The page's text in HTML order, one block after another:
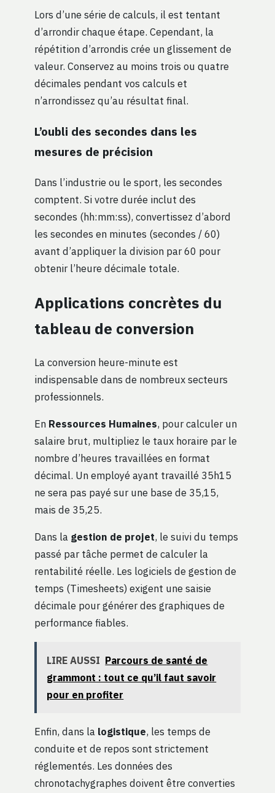
Lors d’une série de calculs, il est tentant
d’arrondir chaque étape. Cependant, la
répétition d’arrondis crée un glissement de
valeur. Conservez au moins trois ou quatre
décimales pendant vos calculs et
n’arrondissez qu’au résultat final.
L’oubli des secondes dans les
mesures de précision
Dans l’industrie ou le sport, les secondes
comptent. Si votre durée inclut des
secondes (hh:mm:ss), convertissez d’abord
les secondes en minutes (secondes / 60)
avant d’appliquer la division par 60 pour
obtenir l’heure décimale totale.
Applications concrètes du
tableau de conversion
La conversion heure-minute est
indispensable dans de nombreux secteurs
professionnels.
En Ressources Humaines, pour calculer un
salaire brut, multipliez le taux horaire par le
nombre d’heures travaillées en format
décimal. Un employé ayant travaillé 35h15
ne sera pas payé sur une base de 35,15,
mais de 35,25.
Dans la gestion de projet, le suivi du temps
passé par tâche permet de calculer la
rentabilité réelle. Les logiciels de gestion de
temps (Timesheets) exigent une saisie
décimale pour générer des graphiques de
performance fiables.
LIRE AUSSI Parcours de santé de
grammont : tout ce qu’il faut savoir
pour en profiter
Enfin, dans la logistique, les temps de
conduite et de repos sont strictement
réglementés. Les données des
chronotachygraphes doivent être converties